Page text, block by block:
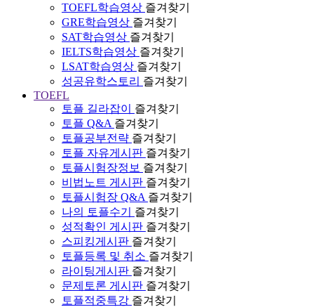
TOEFL학습영상 즐겨찾기
GRE학습영상 즐겨찾기
SAT학습영상 즐겨찾기
IELTS학습영상 즐겨찾기
LSAT학습영상 즐겨찾기
성공유학스토리 즐겨찾기
TOEFL
토플 길라잡이
즐겨찾기
토플 Q&A 즐겨찾기
토플공부전략 즐겨찾기
토플 자유게시판 즐겨찾기
토플시험장정보 즐겨찾기
비법노트 게시판 즐겨찾기
토플시험장 Q&A 즐겨찾기
나의 토플수기
즐겨찾기
성적확인 게시판 즐겨찾기
스피킹게시판 즐겨찾기
토플등록 및 취소 즐겨찾기
라이팅게시판 즐겨찾기
문제토론 게시판 즐겨찾기
토플적중특강 즐겨찾기